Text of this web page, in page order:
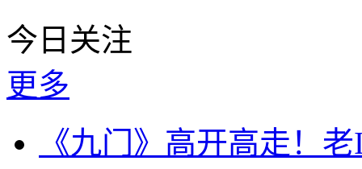
今日关注
更多
《九门》高开高走！